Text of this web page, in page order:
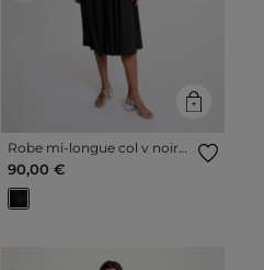
Robe mi-longue col v noir
femme
90,00 €